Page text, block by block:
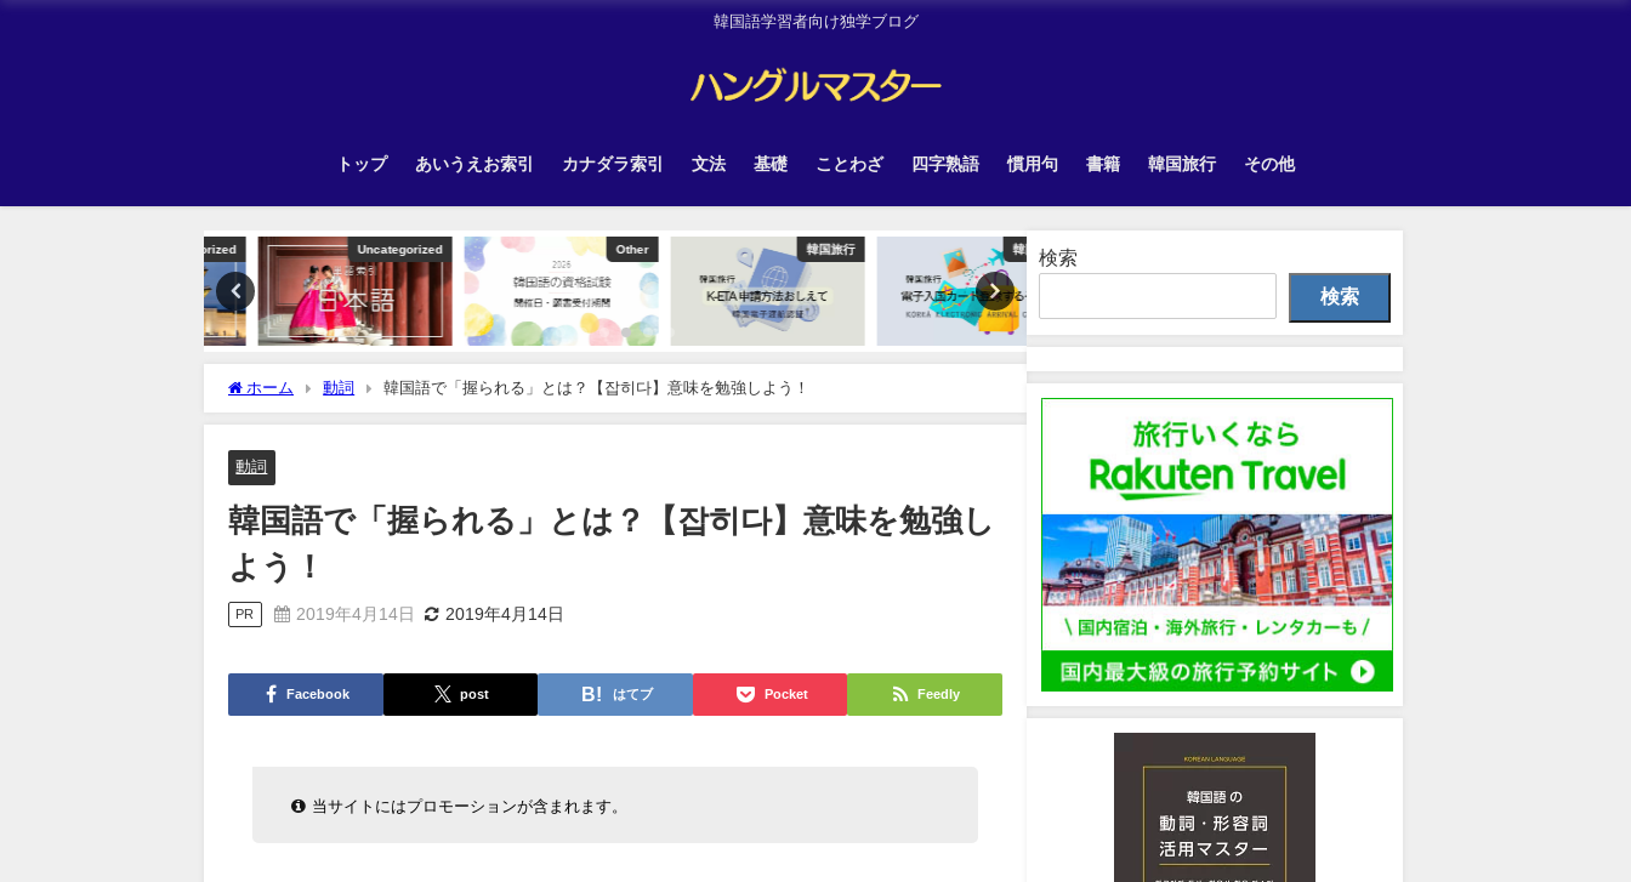
韓国語学習者向け独学ブログ
トップ あいうえお索引 カナダラ索引 文法 基礎 ことわざ 四字熟語 慣用句 書籍 韓国旅行 その他
Uncategorized Other 韓国旅行 韓国旅行
ホーム 動詞 韓国語で「握られる」とは？【잡히다】意味を勉強しよう！
動詞
韓国語で「握られる」とは？【잡히다】意味を勉強し
よう！
PR 2019年4月14日 2019年4月14日
Facebook post はてブ Pocket Feedly
当サイトにはプロモーションが含まれます。
検索
検索